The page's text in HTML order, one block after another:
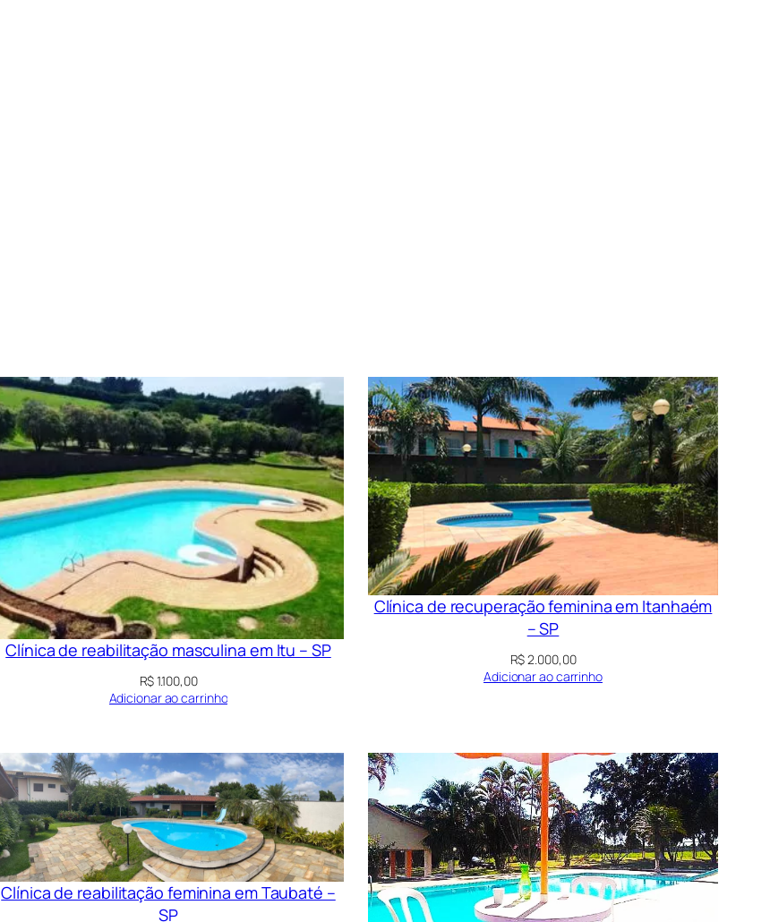
Clínica de reabilitação masculina em Itu – SP
R$1.100,00
Adicionar ao carrinho
Clínica de recuperação feminina em Itanhaém
– SP
R$2.000,00
Adicionar ao carrinho
Clínica de reabilitação feminina em Taubaté –
SP